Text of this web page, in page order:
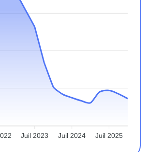
Juil 2023 Juil 2024 Juil 2025